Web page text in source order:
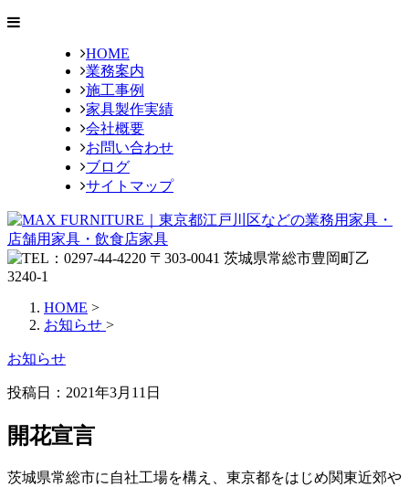
HOME
業務案内
施工事例
家具製作実績
会社概要
お問い合わせ
ブログ
サイトマップ
HOME >
お知らせ >
お知らせ
投稿日： 2021年3月11日
開花宣言
茨城県常総市に自社工場を構え、東京都をはじめ関東近郊や